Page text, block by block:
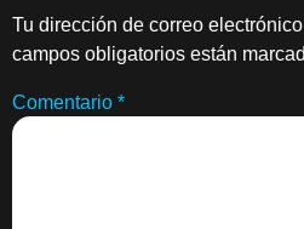
Tu dirección de correo
campos obligatorios están
Comentario *